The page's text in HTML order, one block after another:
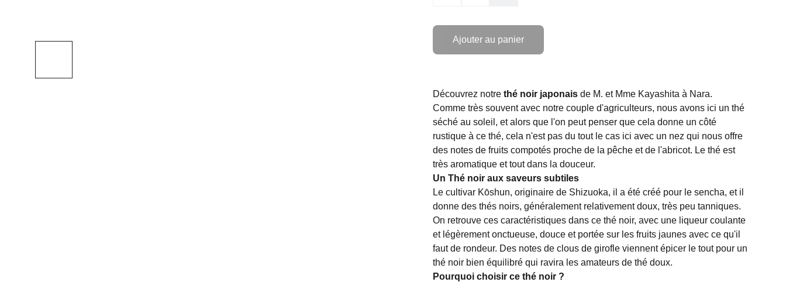
Ajouter au panier
Découvrez notre thé noir japonais de M. et Mme Kayashita à Nara.
Comme très souvent avec notre couple d'agriculteurs, nous avons ici un thé
séché au soleil, et alors que l'on peut penser que cela donne un côté
rustique à ce thé, cela n'est pas du tout le cas ici avec un nez qui nous offre
des notes de fruits compotés proche de la pêche et de l'abricot. Le thé est
très aromatique et tout dans la douceur.
Un Thé noir aux saveurs subtiles
Le cultivar Kōshun, originaire de Shizuoka, il a été créé pour le sencha, et il
donne des thés noirs, généralement relativement doux, très peu tanniques.
On retrouve ces caractéristiques dans ce thé noir, avec une liqueur coulante
et légèrement onctueuse, douce et portée sur les fruits jaunes avec ce qu'il
faut de rondeur. Des notes de clous de girofle viennent épicer le tout pour un
thé noir bien équilibré qui ravira les amateurs de thé doux.
Pourquoi choisir ce thé noir ?